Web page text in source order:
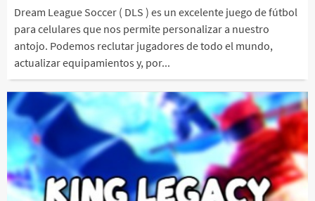
Dream League Soccer ( DLS ) es un excelente juego de fútbol
para celulares que nos permite personalizar a nuestro
antojo. Podemos reclutar jugadores de todo el mundo,
actualizar equipamientos y, por...